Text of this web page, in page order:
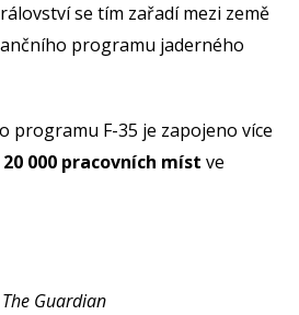
se tím zařadí mezi země
programu jaderného
programu F-35 je zapojeno více
20 000 pracovních míst ve
Guardian